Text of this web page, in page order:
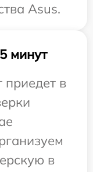
Asus.
минут
приедет в
в